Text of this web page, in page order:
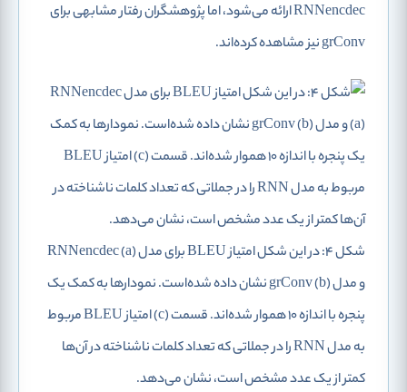
RNNencdec ارائه می‌شود، اما پژوهشگران رفتار مشابهی برای
grConv نیز مشاهده کرده‌اند.
شکل 4: در این شکل امتیاز BLEU برای مدل RNNencdec (a)
و مدل grConv (b) نشان داده شده‌است. نمودارها به کمک یک
پنجره با اندازه ۱۰ هموار شده‌اند. قسمت (c) امتیاز BLEU مربوط
به مدل RNN را در جملاتی که تعداد کلمات ناشناخته در آن‌ها
کمتر از یک عدد مشخص ‌است، نشان می‌دهد.